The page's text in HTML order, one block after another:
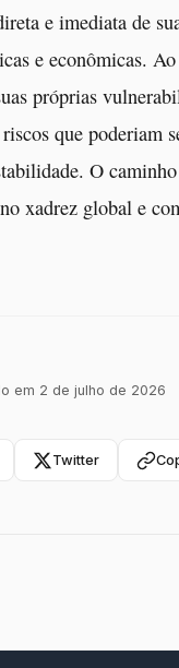
e imediata de
e econômicas.
próprias
que poderiam
O
xadrez global e
em 2 de julho de 2026
Twitter